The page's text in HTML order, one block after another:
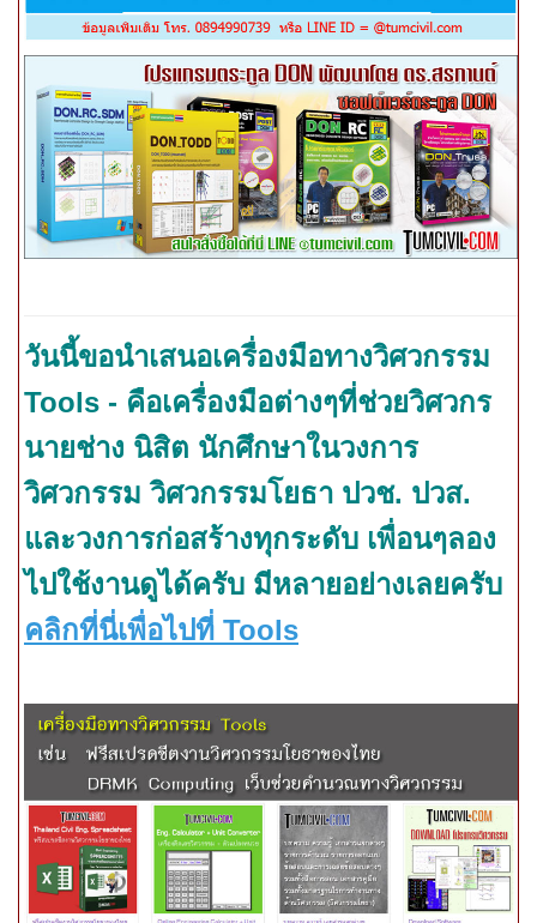
วันนี้ขอนำเสนอเครื่องมือทางวิศวกรรม
Tools - คือเครื่องมือต่างๆที่ช่วยวิศวกร
นายช่าง นิสิต นักศึกษาในวงการ
วิศวกรรม วิศวกรรมโยธา ปวช. ปวส.
และวงการก่อสร้างทุกระดับ เพื่อนๆลอง
ไปใช้งานดูได้ครับ มีหลายอย่างเลยครับ
คลิกที่นี่เพื่อไปที่ Tools